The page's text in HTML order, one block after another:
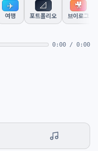
✈️
여행
📐
포트폴리오
🎥
브이로그
0:00 / 0:00
오디오